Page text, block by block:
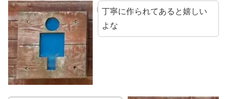
丁寧に作られてあると嬉しい
よな